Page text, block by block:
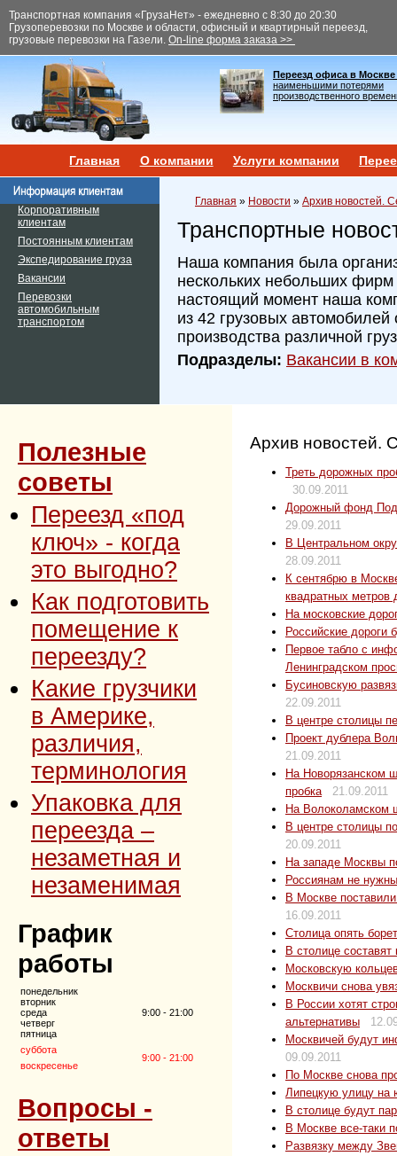
Транспортная компания «ГрузаНет» - ежедневно с 8:30 до 20:30
Грузоперевозки по Москве и области, офисный и квартирный переезд,
грузовые перевозки на Газели. On-line форма заказа >>
Переезд офиса в Москве
наименьшими потерями
производственного
Главная О компании Услуги компании
Корпоративным
клиентам
Постоянным клиентам
Экспедирование груза
Вакансии
Перевозки
автомобильным
транспортом
Главная » Новости » Архив новостей.
Транспортные
Наша компания была
нескольких небольших фирм
настоящий момент наша
из 42 грузовых автомобилей
производства различной
Подразделы: Вакансии в
Полезные
советы
Переезд «под
ключ» - когда
это выгодно?
Как подготовить
помещение к
переезду?
Какие грузчики
в Америке,
различия,
терминология
Упаковка для
переезда –
незаметная и
незаменимая
График
работы
понедельник
вторник
среда
четверг
пятница
9:00 - 21:00
суббота
9:00 - 21:00
воскресенье
Вопросы -
ответы
Архив новостей.
Треть дорожных
30.09.2011
Дорожный фонд
29.09.2011
В Центральном
28.09.2011
К сентябрю в
квадратных метров
На московские
Российские дороги
Первое табло с
Ленинградском
Бусиновскую
22.09.2011
В центре столицы
Проект дублера
21.09.2011
На Новорязанском
пробка
21.09.2011
На Волоколамском
В центре столицы
20.09.2011
На западе Москвы
Россиянам не
В Москве
16.09.2011
Столица опять
В столице составят
Московскую
Москвичи снова
В России хотят
альтернативы
Москвичей будут
09.09.2011
По Москве снова
Липецкую улицу на
В столице будут
В Москве все-таки
Развязку между